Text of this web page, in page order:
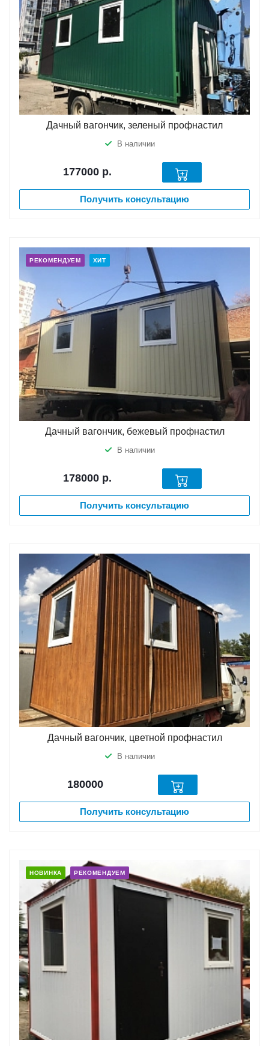
Дачный вагончик, зеленый профнастил
В наличии
177000 р.
Получить консультацию
РЕКОМЕНДУЕМ ХИТ
Дачный вагончик, бежевый профнастил
В наличии
178000 р.
Получить консультацию
Дачный вагончик, цветной профнастил
В наличии
180000
Получить консультацию
НОВИНКА РЕКОМЕНДУЕМ